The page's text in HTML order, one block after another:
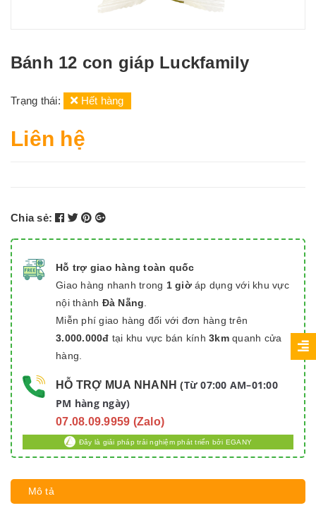
Bánh 12 con giáp Luckfamily
Trạng thái: Hết hàng
Liên hệ
Chia sẻ:
Hỗ trợ giao hàng toàn quốc
Giao hàng nhanh trong 1 giờáp dụng với khu vực
nội thành Đà Nẵng
Miễn phí giao hàng đối với đơn hàng trên
3.000.000đ tại khu vực bán kính 3kmquanh cửa
hàng.
HỖ TRỢ MUA NHANH (Từ 07:00 AM–01:00
PM hàng ngày)
07.08.09.9959 (Zalo)
Đây là giải pháp trải nghiệm phát triển bởi EGANY
Mô tả